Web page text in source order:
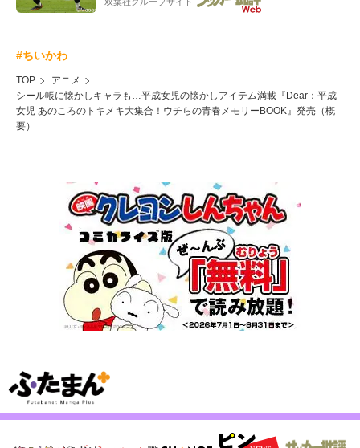
#ちいかわ
TOP
アニメ
シール帳に懐かしキャラも…平成女児の懐かしアイテム満載『Dear：平成
女児 あのころのトキメキ大集合！ウチらの青春メモリーBOOK』発売（概
要）